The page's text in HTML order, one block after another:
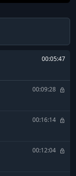
00:05:47
00:09:28
00:16:14
00:12:04